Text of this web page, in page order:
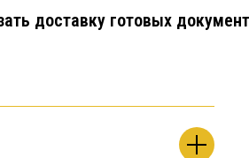
доставку готовых